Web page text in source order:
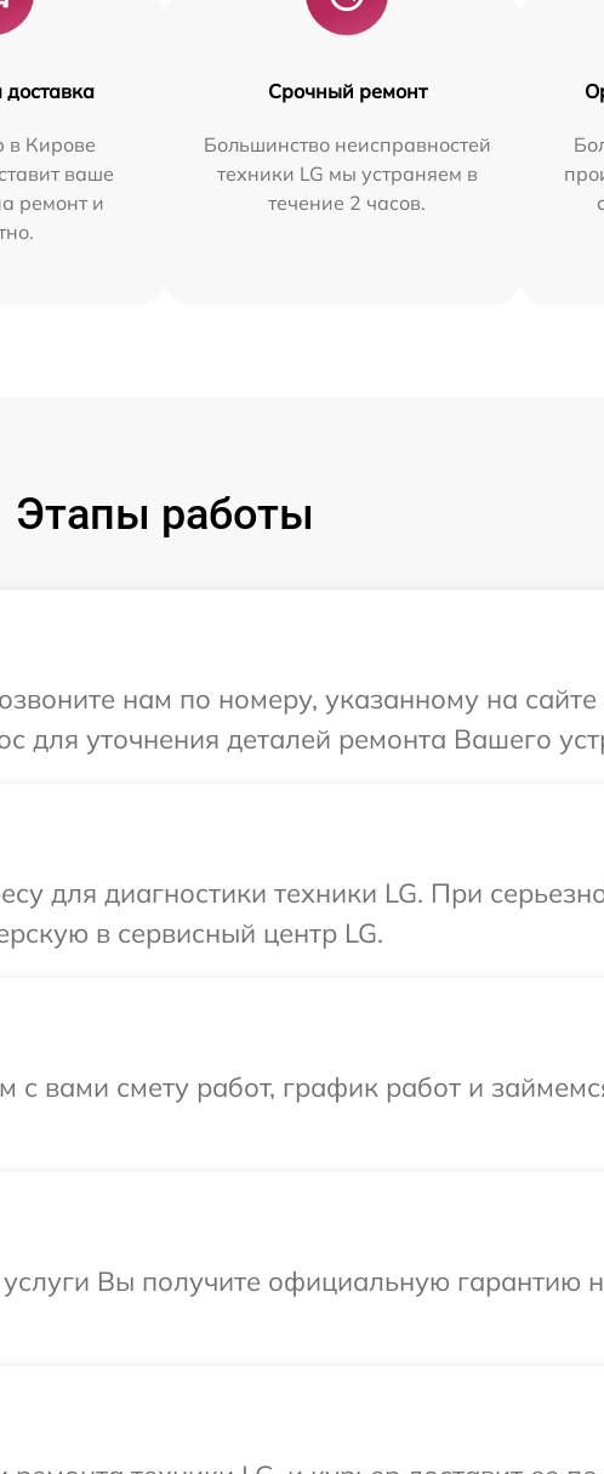
доставка
в Кирове
ваше
ремонт и
Срочный ремонт
Большинство неисправностей
техники LG мы устраняем в
течение 2 часов.
Этапы работы
нам по номеру, указанному на сайте
для уточнения деталей ремонта Вашего
для диагностики техники LG. При
в сервисный центр LG.
с вами смету работ, график работ и
Вы получите официальную гарантию